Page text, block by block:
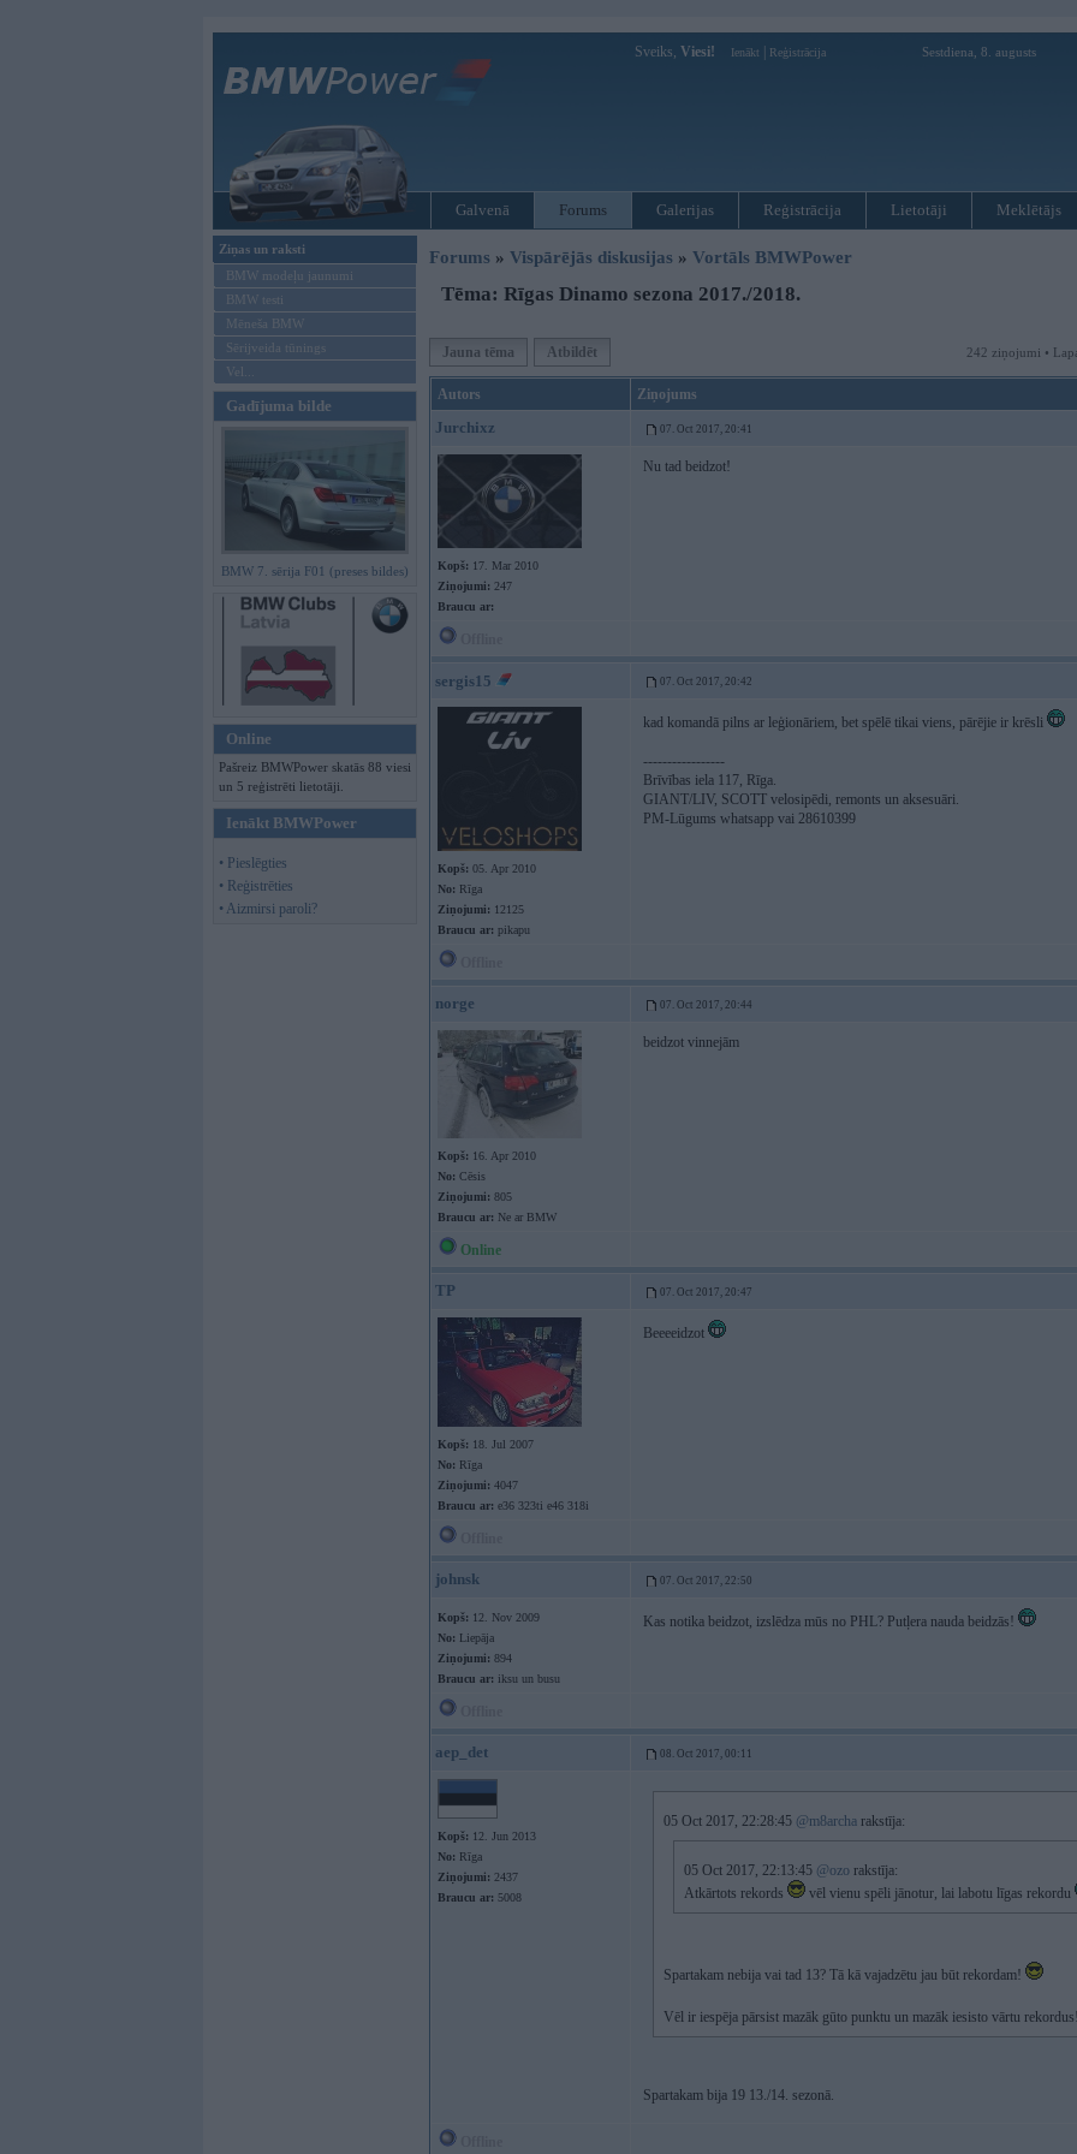
Sveiks, Viesi! Ienākt Reģistrācija Sestdiena, 8. augusts
Galvenā Forums Galerijas Reģistrācija Lietotāji Meklētājs
Ziņas un raksti
BMW modeļu jaunumi
BMW testi
Mēneša BMW
Sērijveida tūnings
Vel...
Gadījuma bilde
BMW 7. sērija F01 (preses bildes)
Online
Pašreiz BMWPower skatās 88 viesi
un 5 reģistrēti lietotāji.
Ienākt BMWPower
• Pieslēgties
• Reģistrēties
• Aizmirsi paroli?
Forums » Vispārējās diskusijas » Vortāls BMWPower
Tēma: Rīgas Dinamo sezona 2017./2018.
Jauna tēma Atbildēt 242 ziņojumi •
Autors Ziņojums
Jurchixz 07. Oct 2017, 20:41
Kopš: 17. Mar 2010
Ziņojumi: 247
Braucu ar:
Nu tad beidzot!
sergis15 07. Oct 2017, 20:42
Kopš: 05. Apr 2010
No: Rīga
Ziņojumi: 12125
Braucu ar: pikapu
kad komandā pilns ar leģionāriem, bet spēlē tikai viens, pārējie ir krēsli
-----------------
Brīvības iela 117, Rīga.
GIANT/LIV, SCOTT velosipēdi, remonts un aksesuāri.
PM-Lūgums whatsapp vai 28610399
norge 07. Oct 2017, 20:44
Kopš: 16. Apr 2010
No: Cēsis
Ziņojumi: 805
Braucu ar: Ne ar BMW
beidzot vinnejām
Online
TP 07. Oct 2017, 20:47
Kopš: 18. Jul 2007
No: Rīga
Ziņojumi: 4047
Braucu ar: e36 323ti e46 318i
Beeeeidzot
johnsk 07. Oct 2017, 22:50
Kopš: 12. Nov 2009
No: Liepāja
Ziņojumi: 894
Braucu ar: iksu un busu
Kas notika beidzot, izslēdza mūs no PHL? Putļera nauda beidzās!
aep_det 08. Oct 2017, 00:11
Kopš: 12. Jun 2013
No: Rīga
Ziņojumi: 2437
Braucu ar: 5008
05 Oct 2017, 22:28:45 @m8archa rakstīja:
05 Oct 2017, 22:13:45 @ozo rakstīja:
Atkārtots rekords
vēl vienu spēli jānotur, lai labotu līgas rekordu
Spartakam nebija vai tad 13? Tā kā vajadzētu jau būt rekordam!
Vēl ir iespēja pārsist mazāk gūto punktu un mazāk iesisto vārtu rekordus!
Spartakam bija 19 13./14. sezonā.